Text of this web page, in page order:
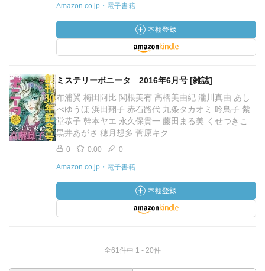
Amazon.co.jp・電子書籍
ミステリーボニータ 2016年6月号 [雑誌]
布浦翼 梅田阿比 関根美有 高橋美由紀 瀧川真由 あし
べゆうほ 浜田翔子 赤石路代 九条タカオミ 吟鳥子 紫
堂恭子 幹本ヤエ 永久保貴一 藤田まる美 くせつきこ
黒井あがさ 穂月想多 菅原キク
0 0.00 0
Amazon.co.jp・電子書籍
全61件中 1 - 20件